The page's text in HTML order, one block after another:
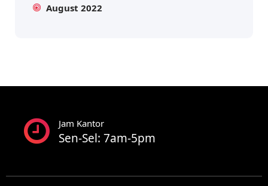
August 2022
Jam Kantor
Sen-Sel: 7am-5pm